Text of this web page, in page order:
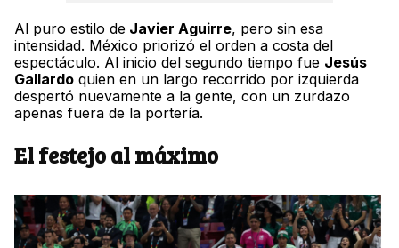
Al puro estilo de Javier Aguirre, pero sin esa
intensidad. México priorizó el orden a costa del
espectáculo. Al inicio del segundo tiempo fue Jesús
Gallardo quien en un largo recorrido por izquierda
despertó nuevamente a la gente, con un zurdazo
apenas fuera de la portería.
El festejo al máximo